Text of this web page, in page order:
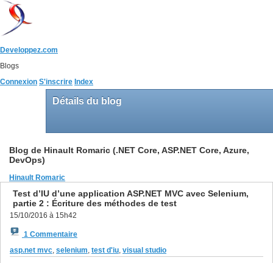
Developpez.com
Blogs
Connexion S'inscrire Index
Détails du blog
Blog de Hinault Romaric (.NET Core, ASP.NET Core, Azure,
DevOps)
Hinault Romaric
Test d’IU d’une application ASP.NET MVC avec Selenium,
partie 2 : Écriture des méthodes de test
15/10/2016 à 15h42
1 Commentaire
asp.net mvc, selenium, test d'iu, visual studio